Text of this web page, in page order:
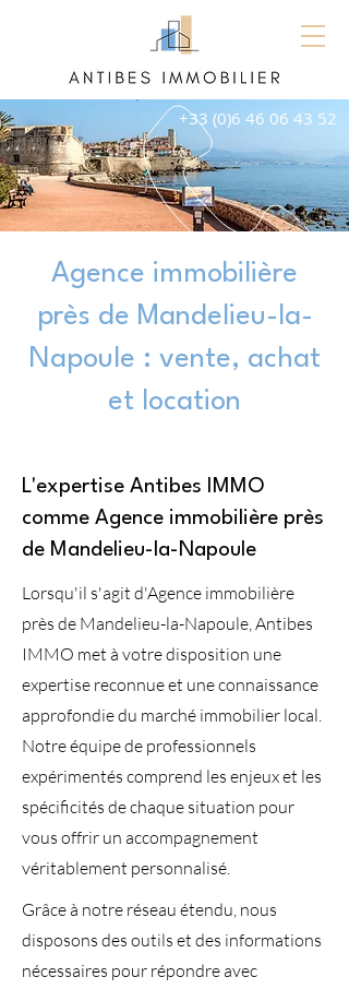
+33 (0)6 46 06 43 52
Agence immobilière
près de Mandelieu-la-
Napoule : vente, achat
et location
L'expertise Antibes IMMO
comme Agence immobilière près
de Mandelieu-la-Napoule
Lorsqu'il s'agit d'Agence immobilière
près de Mandelieu-la-Napoule, Antibes
IMMO met à votre disposition une
expertise reconnue et une connaissance
approfondie du marché immobilier local.
Notre équipe de professionnels
expérimentés comprend les enjeux et les
spécificités de chaque situation pour
vous offrir un accompagnement
véritablement personnalisé.
Grâce à notre réseau étendu, nous
disposons des outils et des informations
nécessaires pour répondre avec